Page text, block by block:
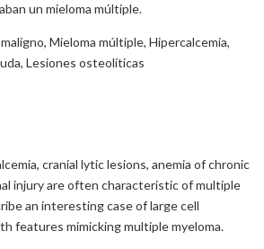
un mieloma múltiple.
Mieloma múltiple, Hipercalcemia,
Lesiones osteolíticas
cranial lytic lesions, anemia of chronic
injury are often characteristic of multiple
an interesting case of large cell
features mimicking multiple myeloma.